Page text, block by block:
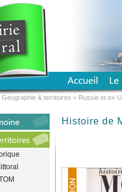
Histoire de
Geographie & territoires > Russie et ex-